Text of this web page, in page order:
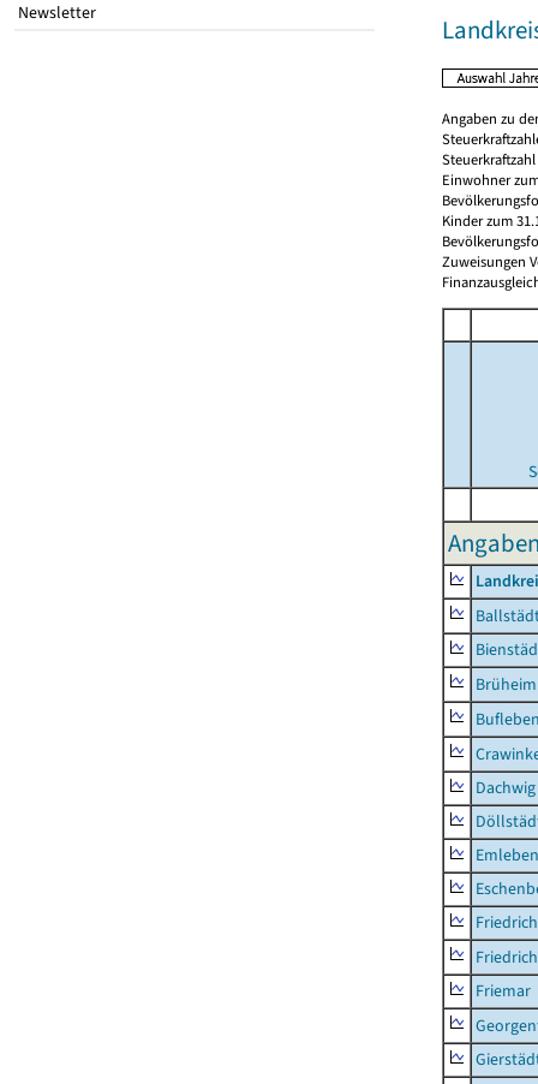
Newsletter
Angaben zu
Einwohner
Kinder zum
Zuweisungen
Brüheim
Dachwig
Emleben
Friemar